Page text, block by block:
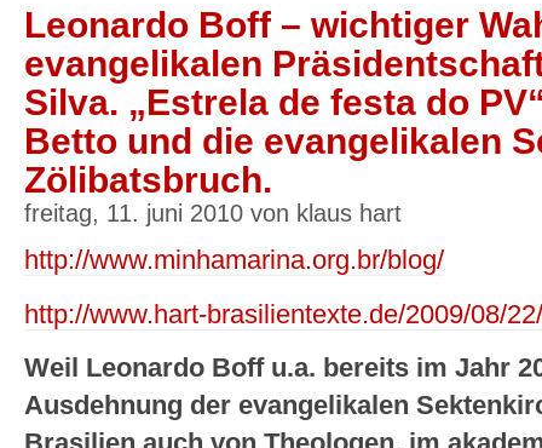
Leonardo Boff – wichtiger
evangelikalen
Silva. „Estrela de festa do
Betto und die evangelikalen
Zölibatsbruch.
freitag, 11. juni 2010 von klaus hart
http://www.minhamarina.org.br/blog/
http://www.hart-brasilientexte.de/2009/08/
Weil Leonardo Boff u.a. bereits im Jahr
Ausdehnung der evangelikalen